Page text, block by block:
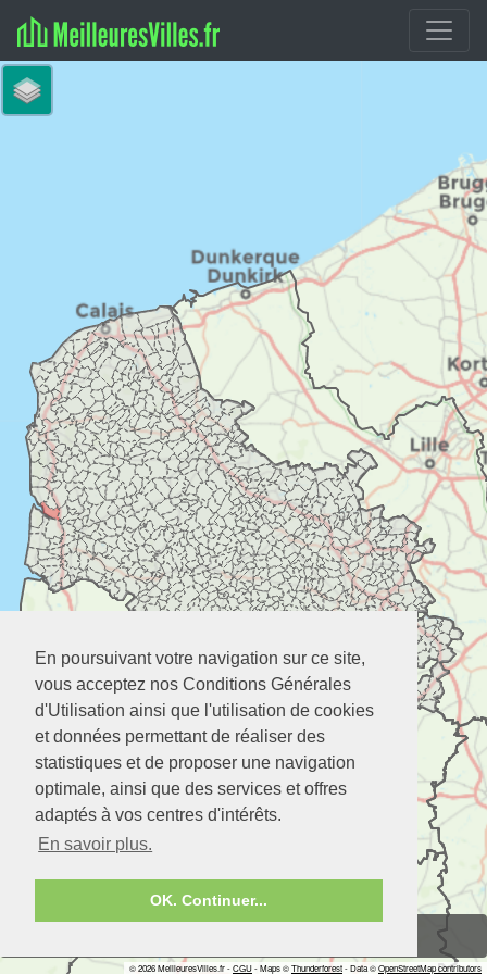
En poursuivant votre navigation sur ce site,
vous acceptez nos Conditions Générales
d'Utilisation ainsi que l'utilisation de cookies
et données permettant de réaliser des
statistiques et de proposer une navigation
optimale, ainsi que des services et offres
adaptés à vos centres d'intérêts.
En savoir plus.
OK. Continuer...
© 2026 MeilleuresVilles.fr -CGU- Maps ©Thunderforest- Data ©OpenStreetMap contributors